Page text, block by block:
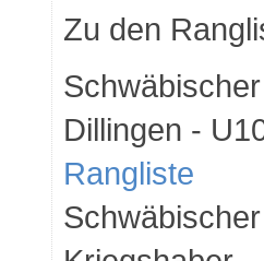
Zu den
Dillingen -
Rangliste